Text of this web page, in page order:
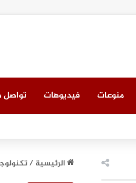
منوعات فيديوهات تواصل
“سيريدو” العقاري الخامس في
الرئيسية/